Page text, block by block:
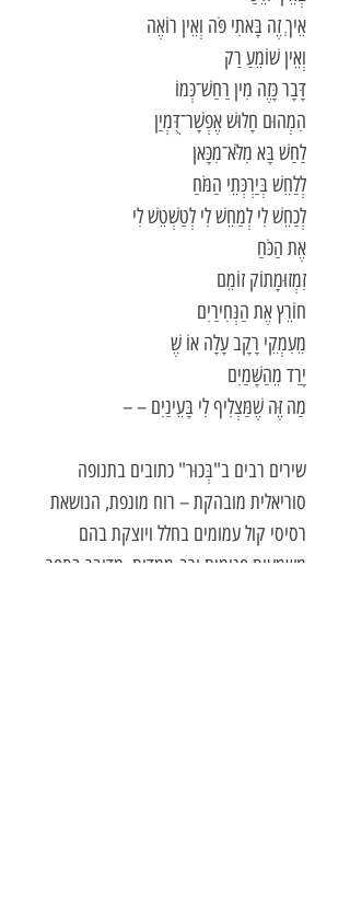
אֵיךְ זֶה בָּאתִי פֹּה וְאֵין רוֹאֶה
וְאֵין שׁוֹמֵעַ רַק
דָּבָר כָּזֶה מִין רַחַשׁ־כְּמוֹ
הִמְהוּם חָלוּשׁ אֶפְשָׁר־דֻּמְיַן
לַחַשׁ בָּא מִלֹּא־מִכָּאן
לְלַחֵשׁ בְּיַרְכְּתֵי הַמֹּחַ
לְכַחֵשׁ לִי לְמַחֵשׁ לִי לְטַשְׁטֵשׁ לִי
אֶת הַכֹּחַ
זִמְזוּמָתוֹק זוֹמֵם
חוֹרֵץ אֶת הַנְּחִירַיִם
מֵעִמְקֵי רָקָב עָלָה אוֹ שֶׁ
יָרַד מֵהַשָּׁמַיִם
מַה זֶּה שֶׁמַּצְלִיף לִי בָּעֵינַיִם – –
שירים רבים ב"בְּכוּר" כתובים בתנופה
סוריאלית מובהקת – רוח מונפת, הנושאת
רסיסי קול עמומים בחלל ויוצקת בהם
משמעות פנימית ורב-ממדית. מדובר בספר